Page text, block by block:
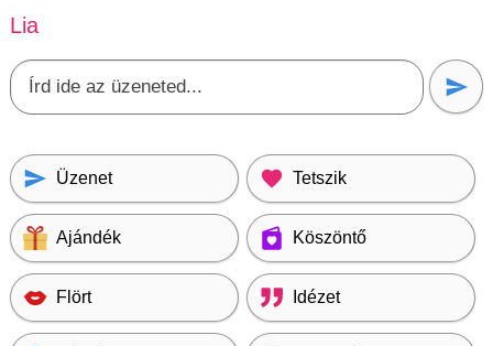
Lia
Üzenet Tetszik
Ajándék Köszöntő
Flört Idézet